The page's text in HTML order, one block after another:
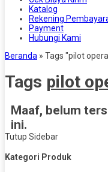
Katalog
Rekening
Payment
Hubungi Kami
Beranda » Tags "pilot
Tags pilot
Maaf, belum
ini.
Tutup Sidebar
Kategori Produk